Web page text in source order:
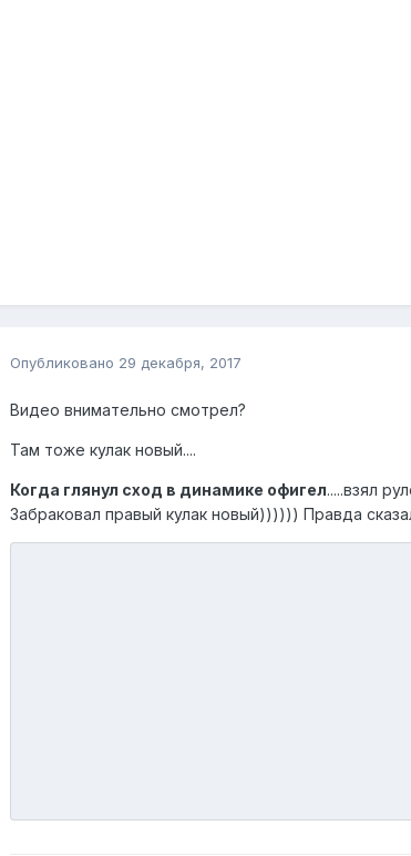
Опубликовано 29 декабря, 2017
Видео внимательно смотрел?
Там тоже кулак новый....
Когда глянул сход в динамике офигел.....взял
Забраковал правый кулак новый)))))) Правда